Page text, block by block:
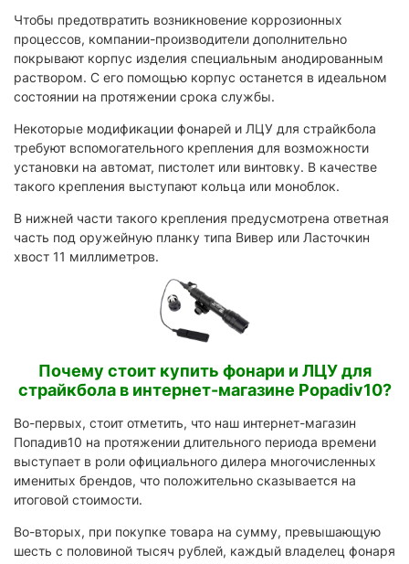
Чтобы предотвратить возникновение коррозионных
процессов, компании-производители дополнительно
покрывают корпус изделия специальным анодированным
раствором. С его помощью корпус останется в идеальном
состоянии на протяжении срока службы.
Некоторые модификации фонарей и ЛЦУ для страйкбола
требуют вспомогательного крепления для возможности
установки на автомат, пистолет или винтовку. В качестве
такого крепления выступают кольца или моноблок.
В нижней части такого крепления предусмотрена ответная
часть под оружейную планку типа Вивер или Ласточкин
хвост 11 миллиметров.
Почему стоит купить фонари и ЛЦУ для
страйкбола в интернет-магазине Popadiv10?
Во-первых, стоит отметить, что наш интернет-магазин
Попадив10 на протяжении длительного периода времени
выступает в роли официального дилера многочисленных
именитых брендов, что положительно сказывается на
итоговой стоимости.
Во-вторых, при покупке товара на сумму, превышающую
шесть с половиной тысяч рублей, каждый владелец фонаря